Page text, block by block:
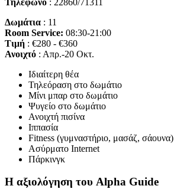
Δωμάτια : 11
Room Service: 08:30-21:00
Τιμή : €280 - €360
Ανοιχτό : Απρ.-20 Οκτ.
Ιδιαίτερη θέα
Τηλεόραση στο δωμάτιο
Μίνι μπαρ στο δωμάτιο
Ψυγείο στο δωμάτιο
Ανοιχτή πισίνα
Ιππασία
Fitness (γυμναστήριο, μασάζ, σάουνα)
Ασύρματο Internet
Πάρκινγκ
Η αξιολόγηση του Alpha Guide